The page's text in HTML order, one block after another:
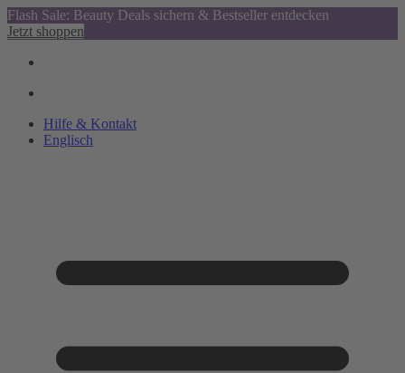
Flash Sale: Beauty Deals sichern & Bestseller entdecken
Jetzt shoppen
Hilfe & Kontakt
Englisch